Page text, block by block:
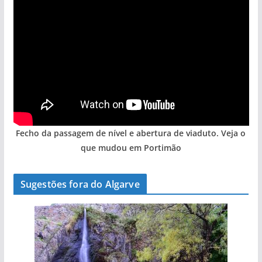
Fecho da passagem de nível e abertura de viaduto. Veja o
que mudou em Portimão
Sugestões fora do Algarve